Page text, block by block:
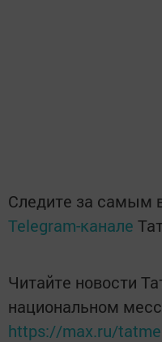
Следите за самым
Telegram-канале
Читайте новости
национальном
https://max.ru/